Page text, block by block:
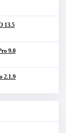
13.5
9.0
2.1.9